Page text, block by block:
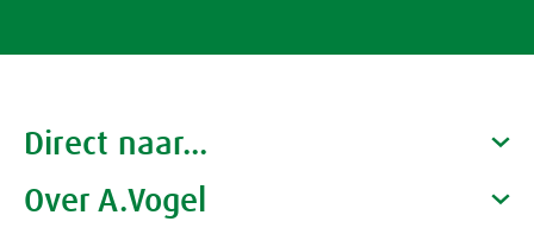
Direct naar...
Producten
Over A.Vogel